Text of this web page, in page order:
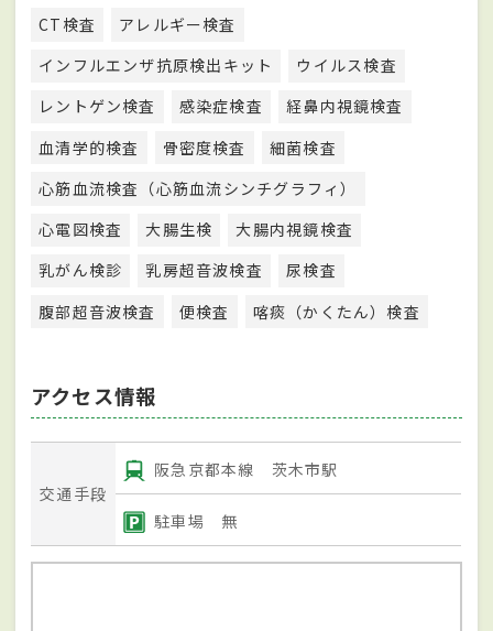
CT検査
アレルギー検査
インフルエンザ抗原検出キット
ウイルス検査
レントゲン検査
感染症検査
経鼻内視鏡検査
血清学的検査
骨密度検査
細菌検査
心筋血流検査（心筋血流シンチグラフィ）
心電図検査
大腸生検
大腸内視鏡検査
乳がん検診
乳房超音波検査
尿検査
腹部超音波検査
便検査 喀痰（かくたん）検査
アクセス情報
交通手段
阪急京都本線 茨木市駅
駐車場 無